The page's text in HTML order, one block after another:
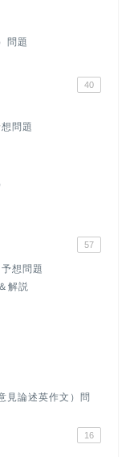
問題
40
問題
57
想問題
解説
見論述英作文）問
16